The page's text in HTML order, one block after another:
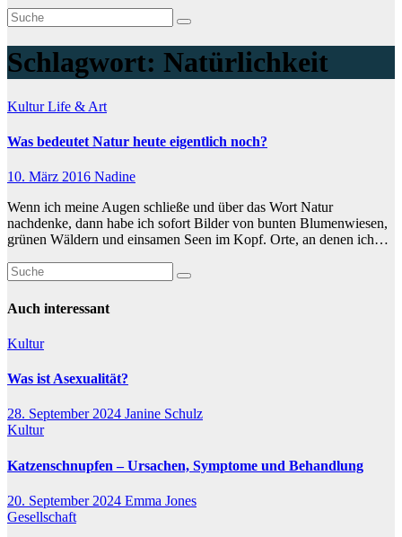
Schlagwort: Natürlichkeit
KulturLife & Art
Was bedeutet Natur heute eigentlich noch?
10. März 2016 Nadine
Wenn ich meine Augen schließe und über das Wort Natur
nachdenke, dann habe ich sofort Bilder von bunten Blumenwiesen,
grünen Wäldern und einsamen Seen im Kopf. Orte, an denen ich…
Auch interessant
Kultur
Was ist Asexualität?
28. September 2024 Janine Schulz
Kultur
Katzenschnupfen – Ursachen, Symptome und Behandlung
20. September 2024 Emma Jones
Gesellschaft